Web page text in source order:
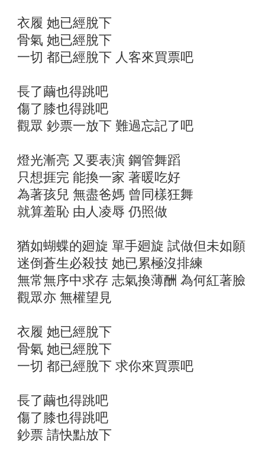
衣履 她已經脫下
骨氣 她已經脫下
一切 都已經脫下 人客來買票吧
長了繭也得跳吧
傷了膝也得跳吧
觀眾 鈔票一放下 難過忘記了吧
燈光漸亮 又要表演 鋼管舞蹈
只想捱完 能換一家 著暖吃好
為著孩兒 無盡爸媽 曾同樣狂舞
就算羞恥 由人凌辱 仍照做
猶如蝴蝶的廻旋 單手廻旋 試做但未如願
迷倒蒼生必殺技 她已累極沒排練
無常無序中求存 志氣換薄酬 為何紅著臉
觀眾亦 無權望見
衣履 她已經脫下
骨氣 她已經脫下
一切 都已經脫下 求你來買票吧
長了繭也得跳吧
傷了膝也得跳吧
鈔票 請快點放下